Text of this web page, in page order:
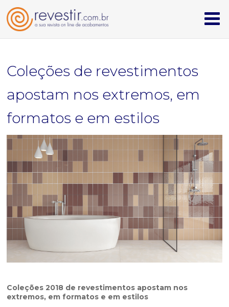
cerâmicas & revestimentos
iluminação
louças & metais
mobiliário & design
quem somos
sala de imprensa
Coleções de revestimentos
apostam nos extremos, em
formatos e em estilos
Coleções 2018 de revestimentos apostam nos
extremos, em formatos e em estilos